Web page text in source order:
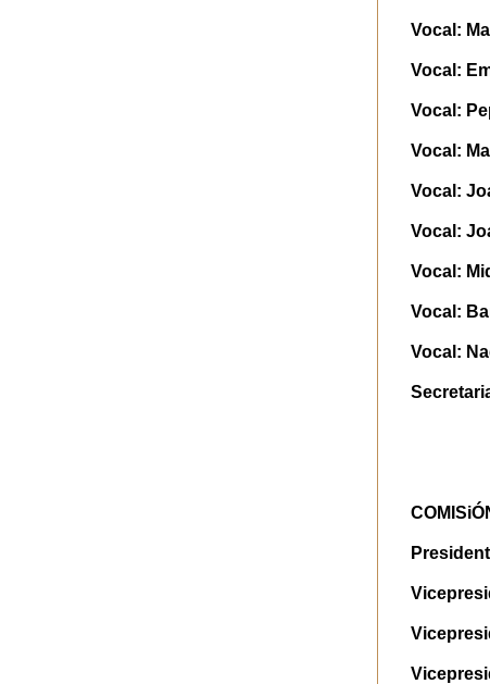
Vocal:
Vocal:
Vocal:
Vocal:
Vocal:
Vocal:
Vocal:
Vocal:
Vocal: